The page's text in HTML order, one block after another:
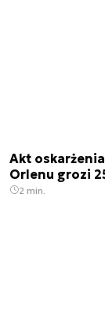
Akt
Orlenu grozi
2 min.